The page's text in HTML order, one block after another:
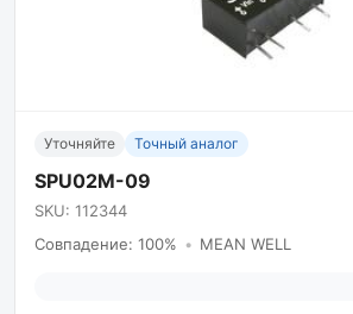
Уточняйте Точный аналог
SPU02M-09
SKU: 112344
Совпадение: 100% • MEAN WELL